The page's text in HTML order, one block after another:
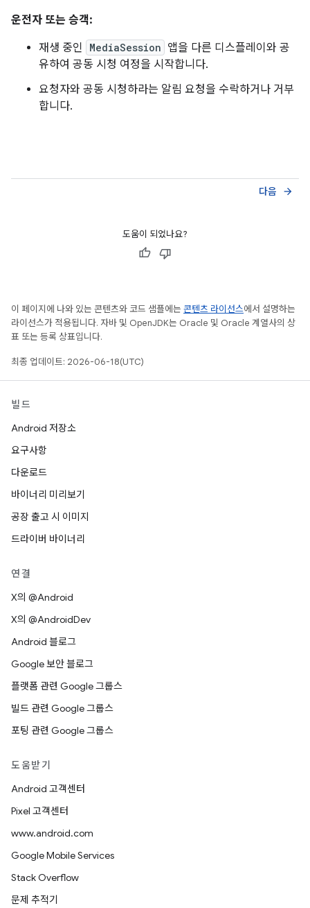
운전자 또는 승객:
재생 중인
MediaSession 앱을 다른 디스플레이와 공
유하여 공동 시청 여정을 시작합니다.
요청자와 공동 시청하라는 알림 요청을 수락하거나 거부
합니다.
다음 arrow_forward
도움이 되었나요?
이 페이지에 나와 있는 콘텐츠와 코드 샘플에는 콘텐츠 라이선스에서 설명하는
라이선스가 적용됩니다. 자바 및 OpenJDK는 Oracle 및 Oracle 계열사의 상
표 또는 등록 상표입니다.
최종 업데이트: 2026-06-18(UTC)
빌드
Android 저장소
요구사항
다운로드
바이너리 미리보기
공장 출고 시 이미지
드라이버 바이너리
연결
X의 @Android
X의 @AndroidDev
Android 블로그
Google 보안 블로그
플랫폼 관련 Google 그룹스
빌드 관련 Google 그룹스
포팅 관련 Google 그룹스
도움받기
Android 고객센터
Pixel 고객센터
www.android.com
Google Mobile Services
Stack Overflow
문제 추적기